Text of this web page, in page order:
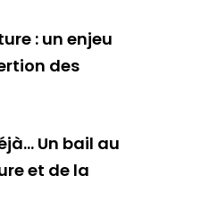
: un enjeu
des
Un bail au
et de la